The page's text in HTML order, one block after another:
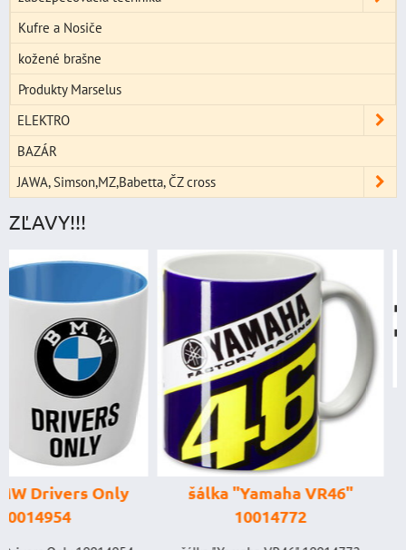
Kufre a Nosiče
kožené brašne
Produkty Marselus
ELEKTRO
BAZÁR
JAWA, Simson,MZ,Babetta, ČZ cross
ZĽAVY!!!
šálka "Yamaha VR46"
štartovací
digitálnym
power banka,
prúd 4000 A,
GENIUS BOOST
GB150 (NOCO
BAT998